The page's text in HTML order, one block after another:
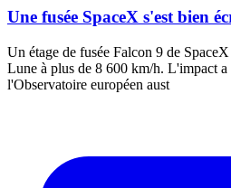
Une fusée SpaceX s'est bien
Un étage de fusée Falcon 9 de
Lune à plus de 8 600 km/h. L'impact a
l'Observatoire européen aust